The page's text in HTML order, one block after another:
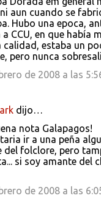
aun cuando se
Hubo una epoca,
a CCU, en que había
calidad, estaba un
pero nunca
de 2008 a las
dijo…
nota Galapagos!
ir a una peña
del folclore, pero
si soy amante del
de 2008 a las